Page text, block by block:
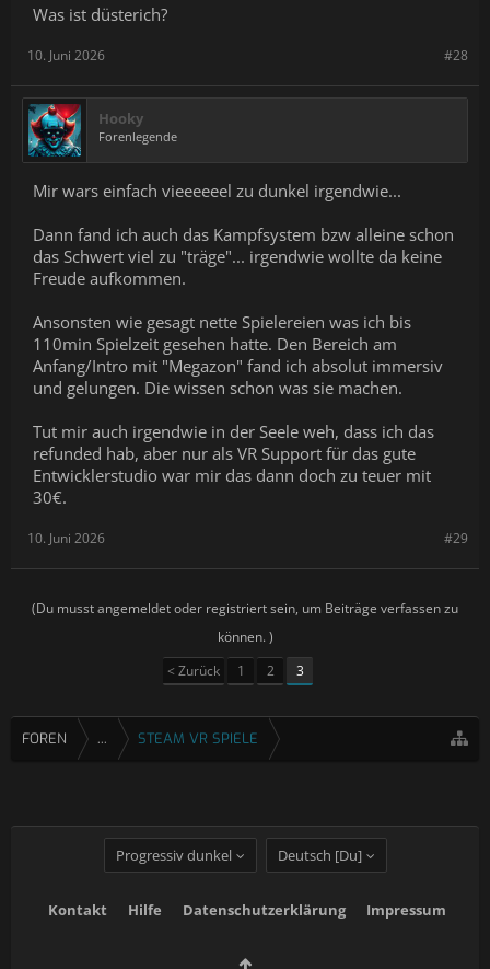
Was ist düsterich?
#28
10. Juni 2026
Hooky
Forenlegende
Mir wars einfach vieeeeeel zu dunkel irgendwie...
Dann fand ich auch das Kampfsystem bzw alleine schon
das Schwert viel zu "träge"... irgendwie wollte da keine
Freude aufkommen.
Ansonsten wie gesagt nette Spielereien was ich bis
110min Spielzeit gesehen hatte. Den Bereich am
Anfang/Intro mit "Megazon" fand ich absolut immersiv
und gelungen. Die wissen schon was sie machen.
Tut mir auch irgendwie in der Seele weh, dass ich das
refunded hab, aber nur als VR Support für das gute
Entwicklerstudio war mir das dann doch zu teuer mit
30€.
#29
10. Juni 2026
(Du musst angemeldet oder registriert sein, um Beiträge verfassen zu
können. )
< Zurück
1 2 3
FOREN ... STEAM VR SPIELE
Progressiv dunkel Deutsch [Du]
Kontakt Hilfe Datenschutzerklärung Impressum